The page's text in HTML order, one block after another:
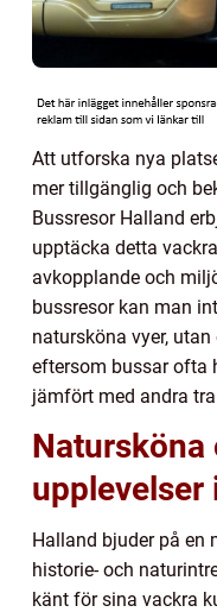
Att utforska nya
mer tillgänglig och
Bussresor Halland
upptäcka detta
avkopplande och
bussresor kan man
natursköna vyer,
eftersom bussar ofta
jämfört med andra
upplevelser
Halland bjuder på en
historie- och
känt för sina vackra